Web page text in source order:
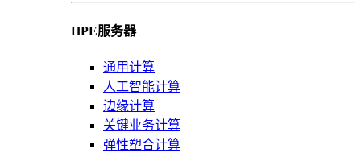
HPE服务器
通用计算
人工智能计算
边缘计算
关键业务计算
弹性塑合计算